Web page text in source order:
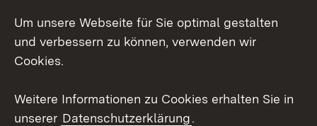
Social Wall
Um unsere Webseite für Sie optimal gestalten
und verbessern zu können, verwenden wir
Cookies.
Weitere Informationen zu Cookies erhalten Sie in
unserer Datenschutzerklärung.